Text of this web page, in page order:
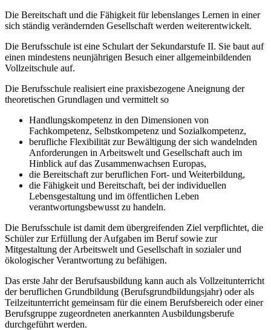
Die Bereitschaft und die Fähigkeit für lebenslanges Lernen in einer
sich ständig verändernden Gesellschaft werden weiterentwickelt.
Die Berufsschule ist eine Schulart der Sekundarstufe II. Sie baut auf
einen mindestens neunjährigen Besuch einer allgemeinbildenden
Vollzeitschule auf.
Die Berufsschule realisiert eine praxisbezogene Aneignung der
theoretischen Grundlagen und vermittelt so
Handlungskompetenz in den Dimensionen von
Fachkompetenz, Selbstkompetenz und Sozialkompetenz,
berufliche Flexibilität zur Bewältigung der sich wandelnden
Anforderungen in Arbeitswelt und Gesellschaft auch im
Hinblick auf das Zusammenwachsen Europas,
die Bereitschaft zur beruflichen Fort- und Weiterbildung,
die Fähigkeit und Bereitschaft, bei der individuellen
Lebensgestaltung und im öffentlichen Leben
verantwortungsbewusst zu handeln.
Die Berufsschule ist damit dem übergreifenden Ziel verpflichtet, die
Schüler zur Erfüllung der Aufgaben im Beruf sowie zur
Mitgestaltung der Arbeitswelt und Gesellschaft in sozialer und
ökologischer Verantwortung zu befähigen.
Das erste Jahr der Berufsausbildung kann auch als Vollzeitunterricht
der beruflichen Grundbildung (Berufsgrundbildungsjahr) oder als
Teilzeitunterricht gemeinsam für die einem Berufsbereich oder einer
Berufsgruppe zugeordneten anerkannten Ausbildungsberufe
durchgeführt werden.